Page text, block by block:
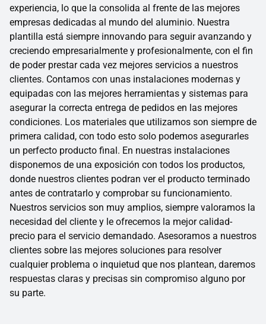
experiencia, lo que la consolida al frente de las mejores
empresas dedicadas al mundo del aluminio. Nuestra
plantilla está siempre innovando para seguir avanzando y
creciendo empresarialmente y profesionalmente, con el fin
de poder prestar cada vez mejores servicios a nuestros
clientes. Contamos con unas instalaciones modernas y
equipadas con las mejores herramientas y sistemas para
asegurar la correcta entrega de pedidos en las mejores
condiciones. Los materiales que utilizamos son siempre de
primera calidad, con todo esto solo podemos asegurarles
un perfecto producto final. En nuestras instalaciones
disponemos de una exposición con todos los productos,
donde nuestros clientes podran ver el producto terminado
antes de contratarlo y comprobar su funcionamiento.
Nuestros servicios son muy amplios, siempre valoramos la
necesidad del cliente y le ofrecemos la mejor calidad-
precio para el servicio demandado. Asesoramos a nuestros
clientes sobre las mejores soluciones para resolver
cualquier problema o inquietud que nos plantean, daremos
respuestas claras y precisas sin compromiso alguno por
su parte.